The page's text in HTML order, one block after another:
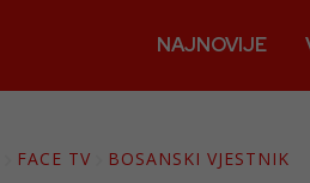
NAJNOVIJE
FACE TV BOSANSKI VJESTNIK